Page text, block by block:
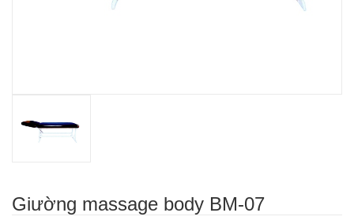
Giường massage body BM-07